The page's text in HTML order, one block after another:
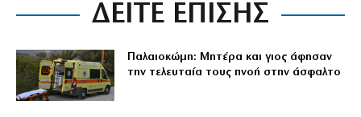
ΔΕΙΤΕ ΕΠΙΣΗΣ
Παλαιοκώμη: Μητέρα και γιος άφησαν
την τελευταία τους πνοή στην άσφαλτο